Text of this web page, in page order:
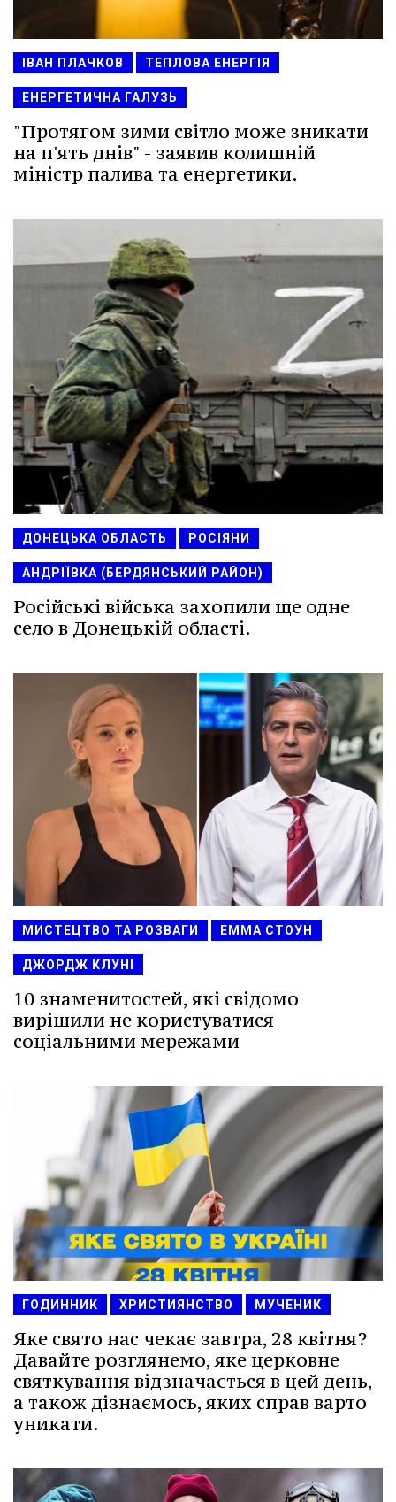
ІВАН ПЛАЧКОВ ТЕПЛОВА ЕНЕРГІЯ
ЕНЕРГЕТИЧНА ГАЛУЗЬ
"Протягом зими світло може зникати
на п'ять днів" - заявив колишній
міністр палива та енергетики.
ДОНЕЦЬКА ОБЛАСТЬ РОСІЯНИ
АНДРІЇВКА (БЕРДЯНСЬКИЙ РАЙОН)
Російські війська захопили ще одне
село в Донецькій області.
МИСТЕЦТВО ТА РОЗВАГИ ЕММА СТОУН
ДЖОРДЖ КЛУНІ
10 знаменитостей, які свідомо
вирішили не користуватися
соціальними мережами
ГОДИННИК ХРИСТИЯНСТВО МУЧЕНИК
Яке свято нас чекає завтра, 28 квітня?
Давайте розглянемо, яке церковне
святкування відзначається в цей день,
а також дізнаємось, яких справ варто
уникати.